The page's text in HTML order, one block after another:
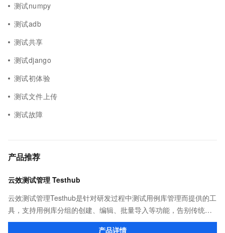
测试numpy
测试adb
测试共享
测试django
测试初体验
测试文件上传
测试故障
产品推荐
云效测试管理 Testhub
云效测试管理Testhub是针对研发过程中测试用例库管理而提供的工
具，支持用例库分组的创建、编辑、批量导入等功能，告别传统项
目管理中测试用例重复撰写、用例信息共享不易的问题，成为测试
产品详情